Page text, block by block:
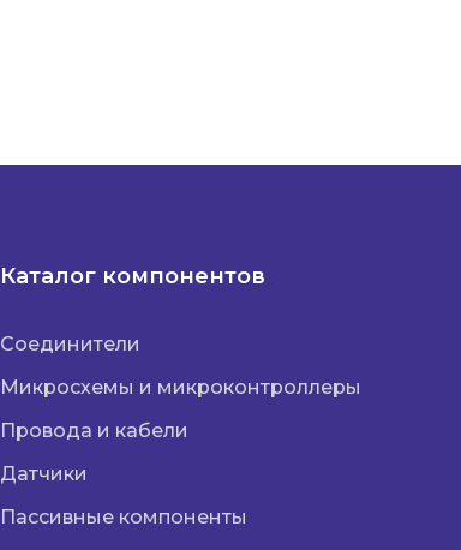
Каталог компонентов
Соединители
Микросхемы и микроконтроллеры
Провода и кабели
Датчики
Пассивные компоненты